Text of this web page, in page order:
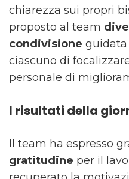
chiarezza sui propri
proposto al team
condivisione guidata
ciascuno di
personale di
I risultati della
Il team ha espresso
gratitudine per il